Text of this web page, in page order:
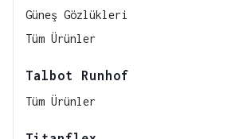
Güneş Gözlükleri
Tüm Ürünler
Talbot Runhof
Tüm Ürünler